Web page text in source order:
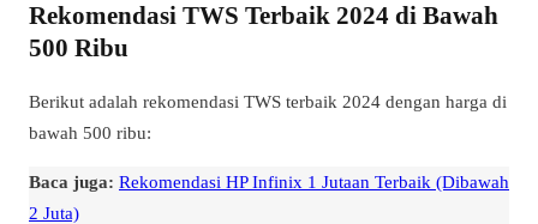
Rekomendasi TWS Terbaik 2024 di Bawah
500 Ribu
Berikut adalah rekomendasi TWS terbaik 2024 dengan harga di
bawah 500 ribu:
Baca juga: Rekomendasi HP Infinix 1 Jutaan Terbaik (Dibawah
2 Juta)